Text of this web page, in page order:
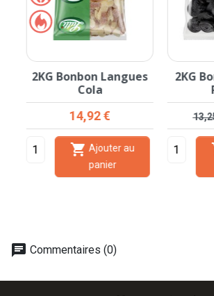
2KG Bonbon Langues
Cola
Prix
14,92 €
Ajouter au
panier
2KG
chat Commentaires (0)